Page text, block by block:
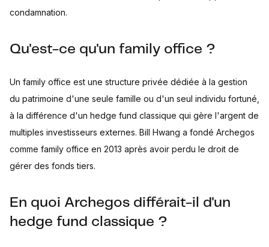
condamnation.
Qu'est-ce qu'un family office ?
Un family office est une structure privée dédiée à la gestion
du patrimoine d'une seule famille ou d'un seul individu fortuné,
à la différence d'un hedge fund classique qui gère l'argent de
multiples investisseurs externes. Bill Hwang a fondé Archegos
comme family office en 2013 après avoir perdu le droit de
gérer des fonds tiers.
En quoi Archegos différait-il d'un
hedge fund classique ?